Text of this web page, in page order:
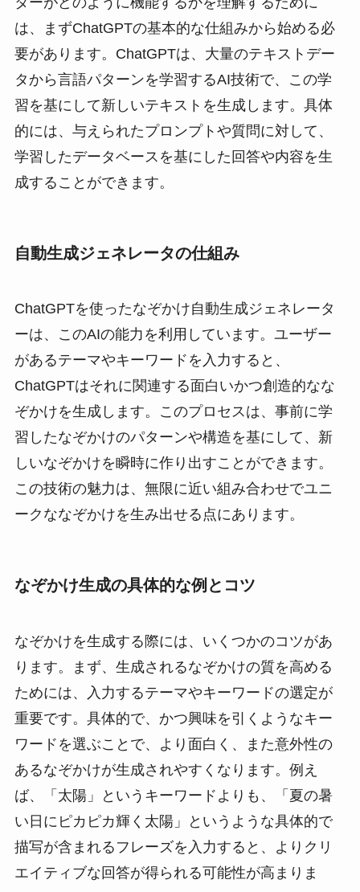
は、まずChatGPTの基本的な仕組みから始める必
要があります。ChatGPTは、大量のテキストデー
タから言語パターンを学習するAI技術で、この学
習を基にして新しいテキストを生成します。具体
的には、与えられたプロンプトや質問に対して、
学習したデータベースを基にした回答や内容を生
成することができます。
自動生成ジェネレータの仕組み
ChatGPTを使ったなぞかけ自動生成ジェネレータ
ーは、このAIの能力を利用しています。ユーザー
があるテーマやキーワードを入力すると、
ChatGPTはそれに関連する面白いかつ創造的なな
ぞかけを生成します。このプロセスは、事前に学
習したなぞかけのパターンや構造を基にして、新
しいなぞかけを瞬時に作り出すことができます。
この技術の魅力は、無限に近い組み合わせでユニ
ークななぞかけを生み出せる点にあります。
なぞかけ生成の具体的な例とコツ
なぞかけを生成する際には、いくつかのコツがあ
ります。まず、生成されるなぞかけの質を高める
ためには、入力するテーマやキーワードの選定が
重要です。具体的で、かつ興味を引くようなキー
ワードを選ぶことで、より面白く、また意外性の
あるなぞかけが生成されやすくなります。例え
ば、「太陽」というキーワードよりも、「夏の暑
い日にピカピカ輝く太陽」というような具体的で
描写が含まれるフレーズを入力すると、よりクリ
エイティブな回答が得られる可能性が高まりま